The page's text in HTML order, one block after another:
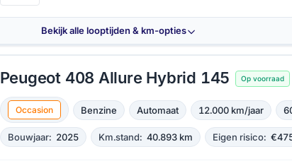
Bekijk alle looptijden & km-opties
Peugeot 408 Allure Hybrid 145 Op voorraad
Occasion Benzine Automaat 12.000 km/jaar
Bouwjaar: 2025 Km.stand: 40.893 km Eigen risico: